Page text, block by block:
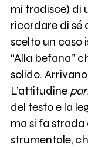
mi tradisce) di
ricordare di sé
scelto un caso
“Alla befana”
solido.
L’attitudine
del testo e la
ma si fa strada
strumentale,